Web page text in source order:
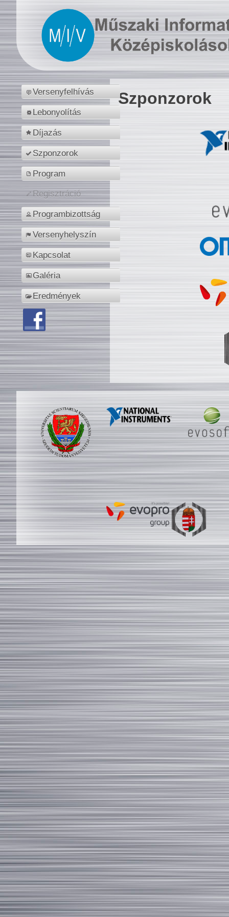
Versenyfelhívás
Lebonyolítás
Díjazás
Szponzorok
Program
Regisztráció
Programbizottság
Versenyhelyszín
Kapcsolat
Galéria
Eredmények
Szponzorok